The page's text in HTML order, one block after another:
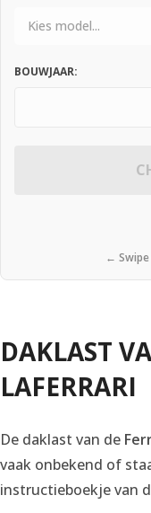
BOUWJAAR:
←
DAKLAST
LAFERRARI
De daklast van de
vaak onbekend of
instructieboekje van